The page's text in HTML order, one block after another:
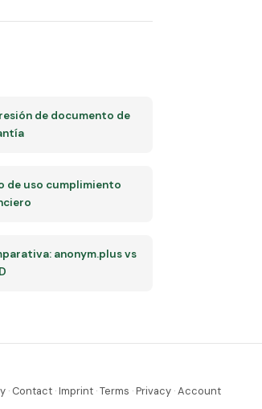
de documento de
de uso cumplimiento
anonym.plus vs
· Contact·Imprint·Terms ·Privacy·Account